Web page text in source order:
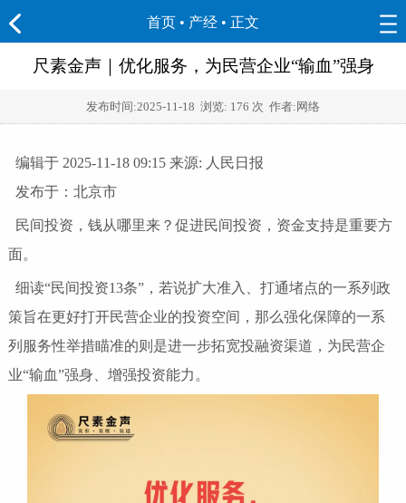
首页 • 产经 • 正文
尺素金声｜优化服务，为民营企业“输血”强身
发布时间:2025-11-18 浏览: 176 次 作者:网络
编辑于 2025-11-18 09:15 来源: 人民日报
发布于：北京市
民间投资，钱从哪里来？促进民间投资，资金支持是重要方
面。
细读“民间投资13条”，若说扩大准入、打通堵点的一系列政
策旨在更好打开民营企业的投资空间，那么强化保障的一系
列服务性举措瞄准的则是进一步拓宽投融资渠道，为民营企
业“输血”强身、增强投资能力。